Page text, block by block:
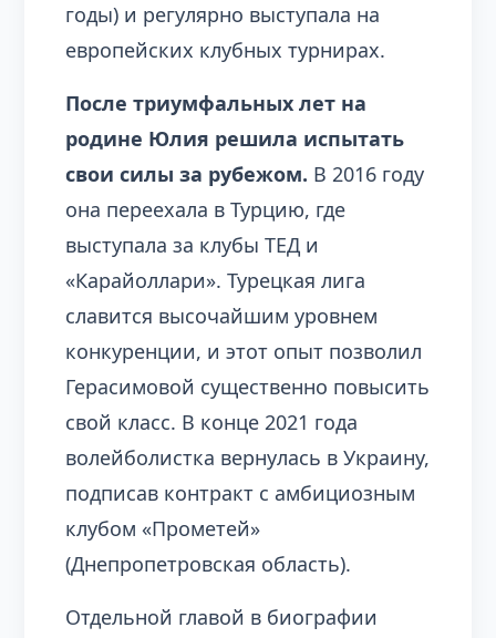
годы) и регулярно выступала на
европейских клубных турнирах.
После триумфальных лет на
родине Юлия решила испытать
свои силы за рубежом. В 2016 году
она переехала в Турцию, где
выступала за клубы ТЕД и
«Карайоллари». Турецкая лига
славится высочайшим уровнем
конкуренции, и этот опыт позволил
Герасимовой существенно повысить
свой класс. В конце 2021 года
волейболистка вернулась в Украину,
подписав контракт с амбициозным
клубом «Прометей»
(Днепропетровская область).
Отдельной главой в биографии